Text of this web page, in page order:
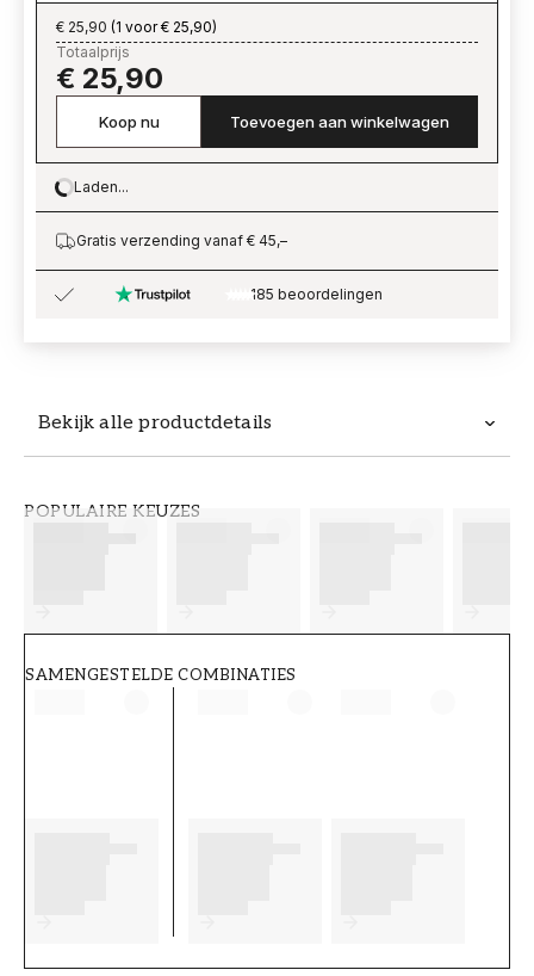
Bekijk alle productdetails
POPULAIRE KEUZES
SAMENGESTELDE COMBINATIES
€ 25,90 (1 voor € 25,90)
Totaalprijs
€ 25,90
Koop nu Toevoegen aan winkelwagen
Loading…
Laden...
Gratis verzending vanaf € 45,–
185 beoordelingen